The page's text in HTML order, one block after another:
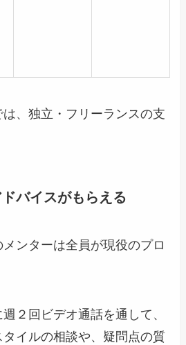
、独立・フリーランスの支
バイスがもらえる
ンターは全員が現役のプロ
２回ビデオ通話を通して、
イルの相談や、疑問点の質